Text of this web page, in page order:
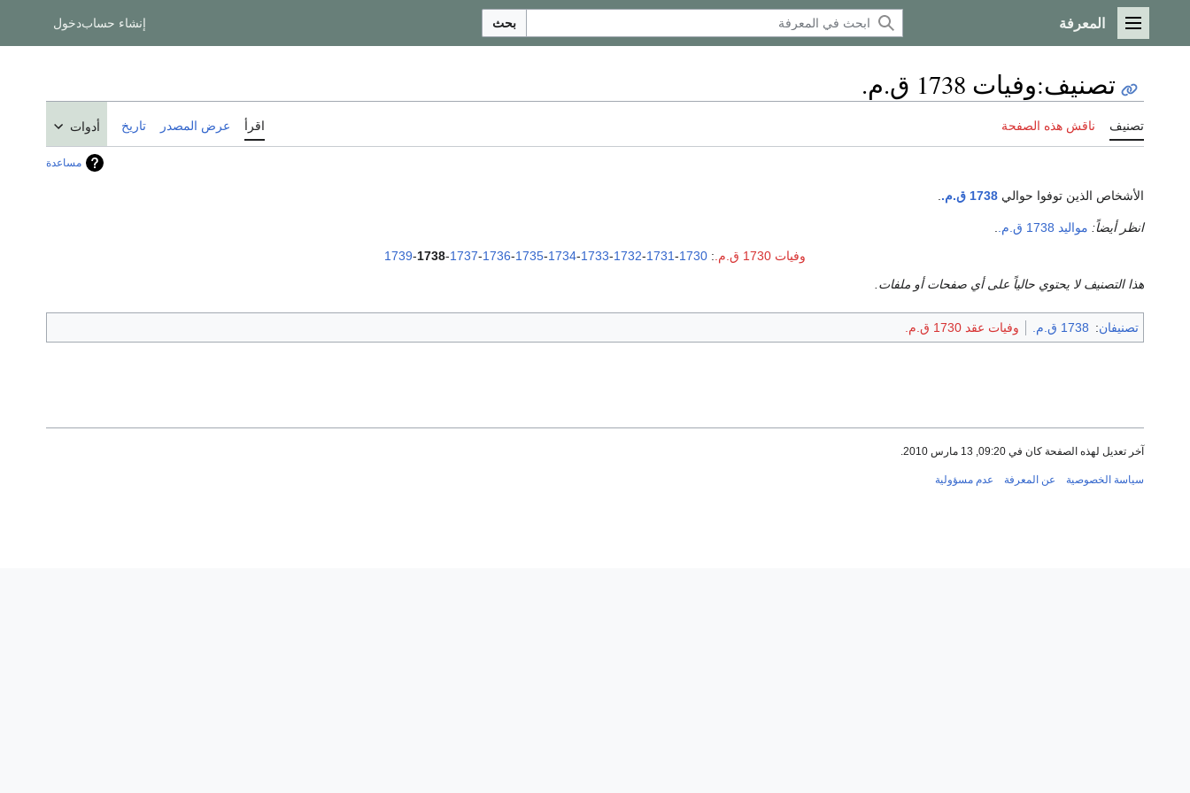
القائمة الرئيسية
المعرفة بحث إنشاء حسابدخول
تصنيف:وفيات 1738 ق.م.
تصنيف ناقش هذه الصفحة اقرأ عرض المصدر تاريخ أدوات
مساعدة
الأشخاص الذين توفوا حوالي 1738 ق.م.
انظر أيضاً: مواليد 1738 ق.م.
وفيات 1730 ق.م.
:
1739-1738-1737-1736-1735-1734-1733-1732-1731-1730
هذا التصنيف لا يحتوي حالياً على أي صفحات أو ملفات.
تصنيفان: 1738 ق.م. وفيات عقد 1730 ق.م.
آخر تعديل لهذه الصفحة كان في 09:20, 13 مارس 2010.
سياسة الخصوصية عن المعرفة عدم مسؤولية